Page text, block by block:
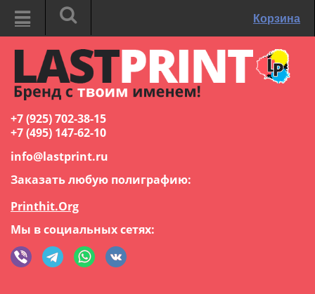
Корзина
+7 (925) 702-38-15
+7 (495) 147-62-10
info@lastprint.ru
Заказать любую полиграфию:
Printhit.Org
Мы в социальных сетях: